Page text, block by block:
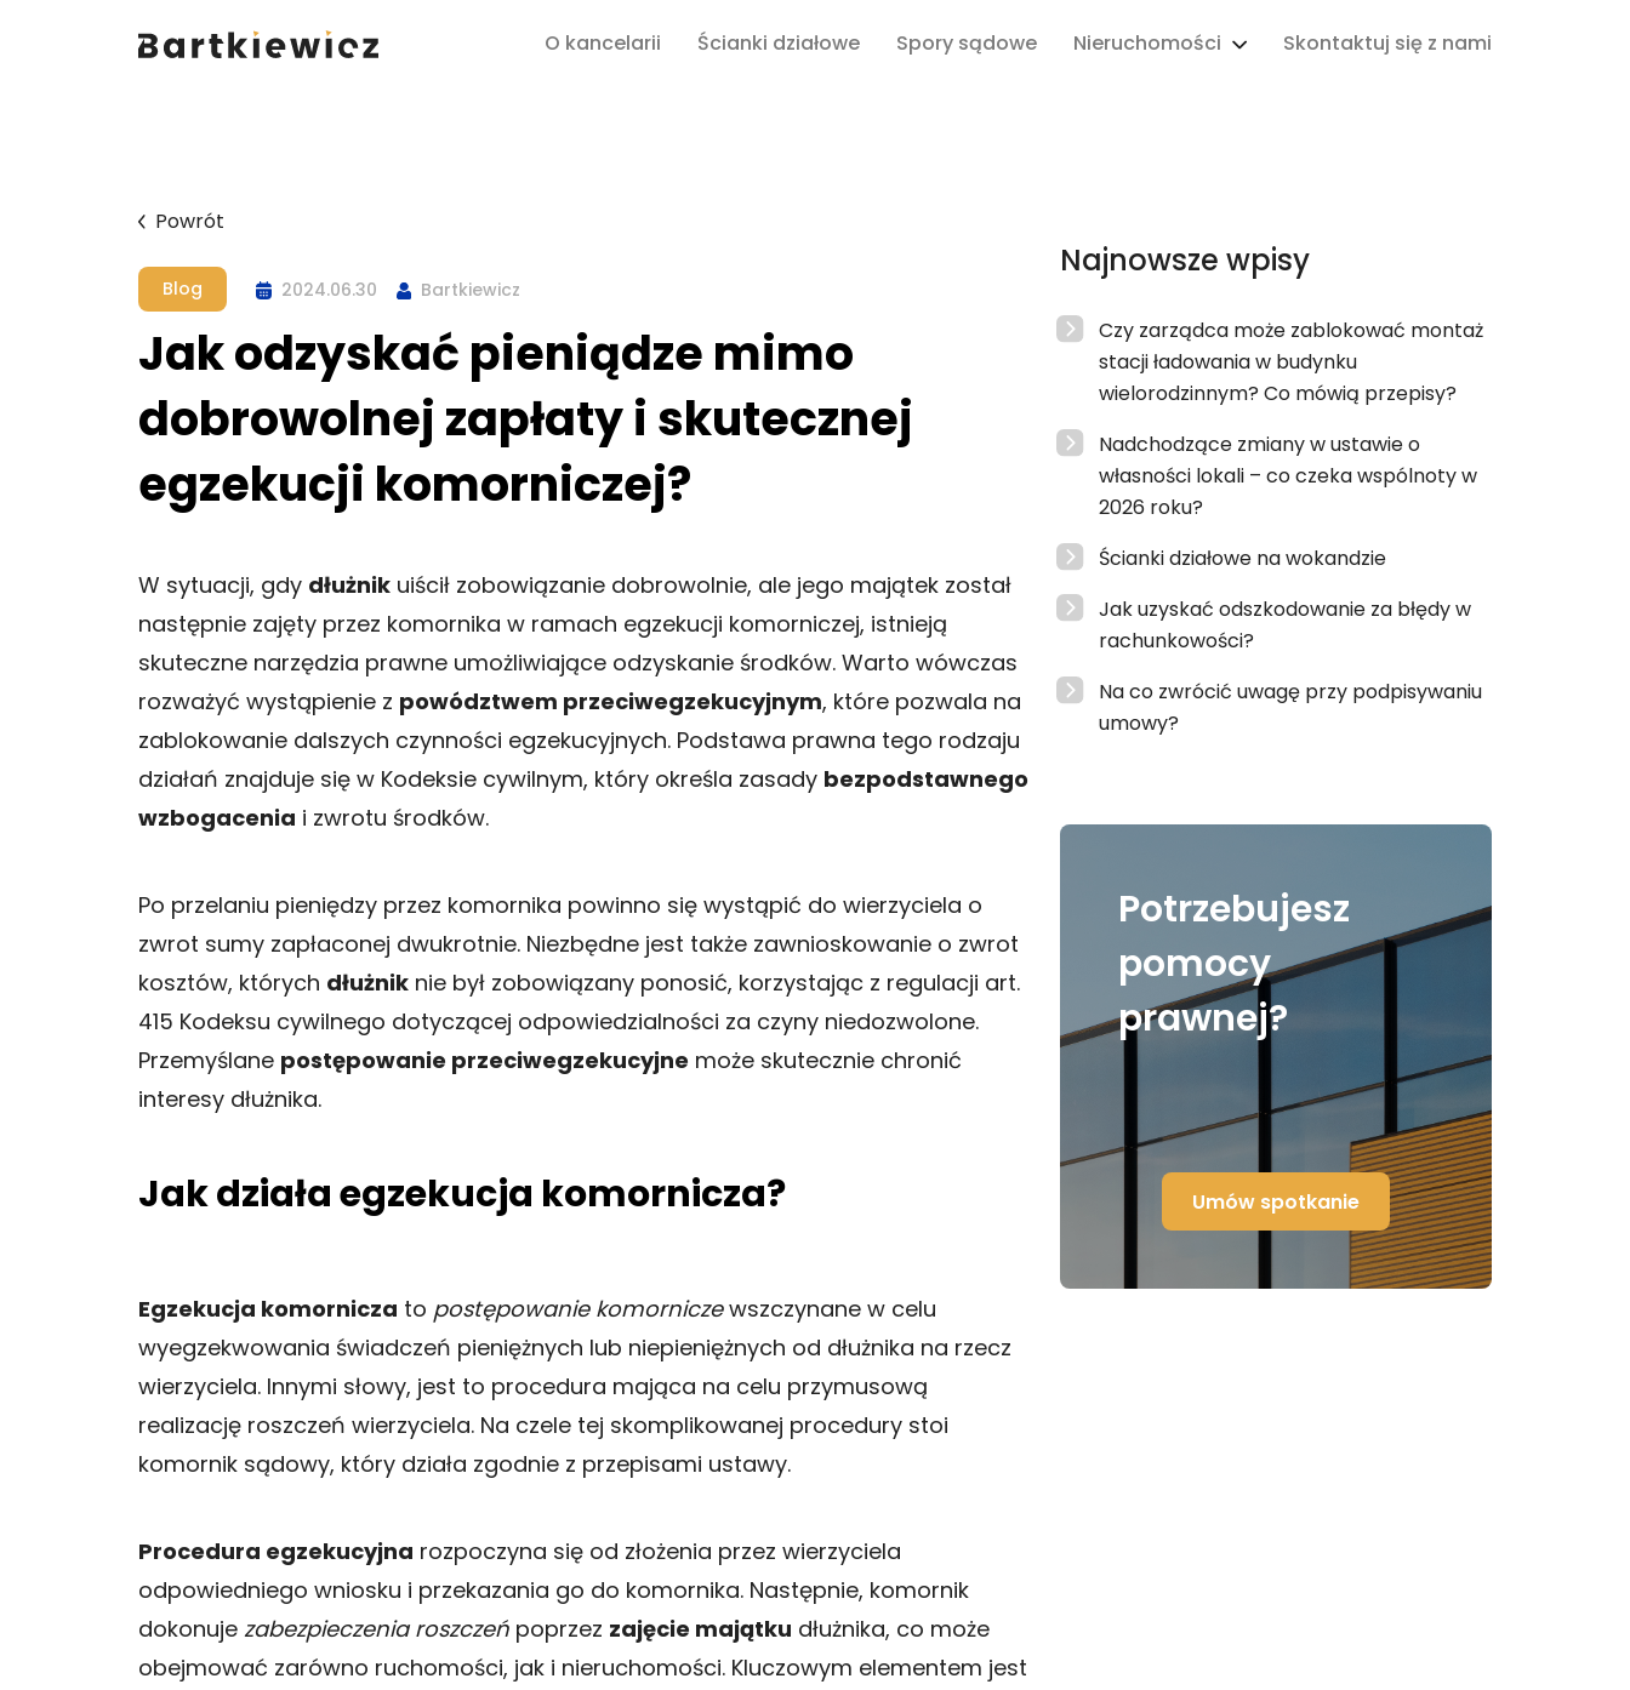
O kancelarii Ścianki działowe Spory sądowe Nieruchomości Skontaktuj się z nami
Powrót
Blog 2024.06.30 Bartkiewicz
Jak odzyskać pieniądze mimo
dobrowolnej zapłaty i skutecznej
egzekucji komorniczej?
W sytuacji, gdy dłużnik uiścił zobowiązanie dobrowolnie, ale jego majątek został
następnie zajęty przez komornika w ramach egzekucji komorniczej, istnieją
skuteczne narzędzia prawne umożliwiające odzyskanie środków. Warto wówczas
rozważyć wystąpienie z powództwem przeciwegzekucyjnym, które pozwala na
zablokowanie dalszych czynności egzekucyjnych. Podstawa prawna tego rodzaju
działań znajduje się w Kodeksie cywilnym, który określa zasady bezpodstawnego
wzbogacenia i zwrotu środków.
Po przelaniu pieniędzy przez komornika powinno się wystąpić do wierzyciela o
zwrot sumy zapłaconej dwukrotnie. Niezbędne jest także zawnioskowanie o zwrot
kosztów, których dłużnik nie był zobowiązany ponosić, korzystając z regulacji art.
415 Kodeksu cywilnego dotyczącej odpowiedzialności za czyny niedozwolone.
Przemyślane postępowanie przeciwegzekucyjne może skutecznie chronić
interesy dłużnika.
Jak działa egzekucja komornicza?
Egzekucja komornicza to postępowanie komorniczewszczynane w celu
wyegzekwowania świadczeń pieniężnych lub niepieniężnych od dłużnika na rzecz
wierzyciela. Innymi słowy, jest to procedura mająca na celu przymusową
realizację roszczeń wierzyciela. Na czele tej skomplikowanej procedury stoi
komornik sądowy, który działa zgodnie z przepisami ustawy.
Procedura egzekucyjna rozpoczyna się od złożenia przez wierzyciela
odpowiedniego wniosku i przekazania go do komornika. Następnie, komornik
dokonuje zabezpieczenia roszczeń poprzez zajęcie majątku dłużnika, co może
obejmować zarówno ruchomości, jak i nieruchomości. Kluczowym elementem jest
Najnowsze wpisy
Czy zarządca może zablokować montaż
stacji ładowania w budynku
wielorodzinnym? Co mówią przepisy?
Nadchodzące zmiany w ustawie o
własności lokali – co czeka wspólnoty w
2026 roku?
Ścianki działowe na wokandzie
Jak uzyskać odszkodowanie za błędy w
rachunkowości?
Na co zwrócić uwagę przy podpisywaniu
umowy?
Potrzebujesz
pomocy
prawnej?
Umów spotkanie